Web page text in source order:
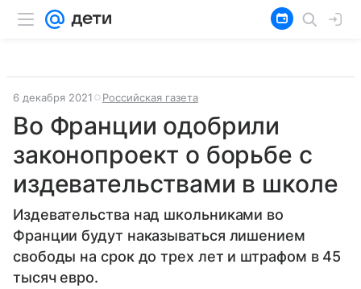
6 декабря 2021 Российская газета
Во Франции одобрили
законопроект о борьбе с
издевательствами в школе
Издевательства над школьниками во
Франции будут наказываться лишением
свободы на срок до трех лет и штрафом в 45
тысяч евро.